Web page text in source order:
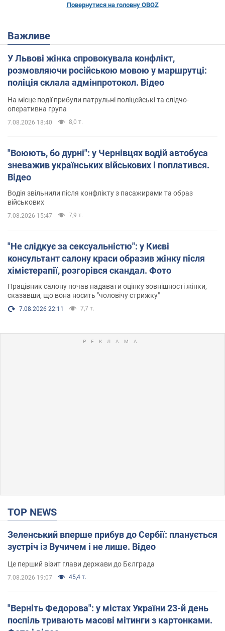
Повернутися на головну OBOZ
Важливе
У Львові жінка спровокувала конфлікт,
розмовляючи російською мовою у маршрутці:
поліція склала адмінпротокол. Відео
На місце події прибули патрульні поліцейські та слідчо-
оперативна група
7.08.2026 18:40 8,0 т.
"Воюють, бо дурні": у Чернівцях водій автобуса
зневажив українських військових і поплатився.
Відео
Водія звільнили після конфлікту з пасажирами та образ
військових
7.08.2026 15:47 7,9 т.
"Не слідкує за сексуальністю": у Києві
консультант салону краси образив жінку після
хімієтерапії, розгорівся скандал. Фото
Працівник салону почав надавати оцінку зовнішності жінки,
сказавши, що вона носить "чоловічу стрижку"
7.08.2026 22:11 7,7 т.
TOP NEWS
Зеленський вперше прибув до Сербії: планується
зустріч із Вучичем і не лише. Відео
Це перший візит глави держави до Бєлграда
7.08.2026 19:07 45,4 т.
"Верніть Федорова": у містах України 23-й день
поспіль тривають масові мітинги з картонками.